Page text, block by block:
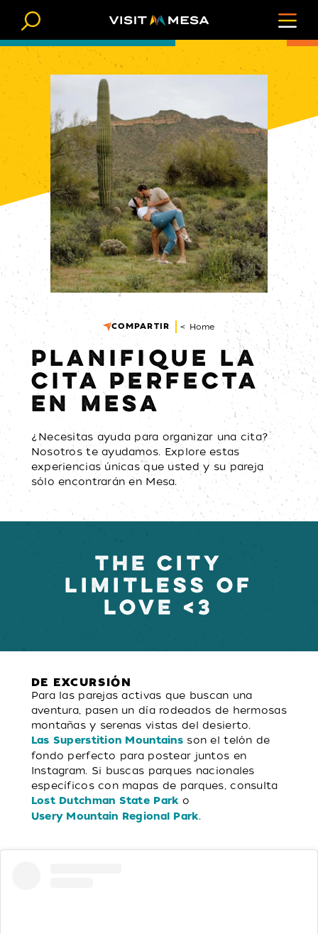
Ir al contenido
COMPARTIR < Home
PLANIFIQUE LA
CITA PERFECTA
EN MESA
¿Necesitas ayuda para organizar una cita?
Nosotros te ayudamos. Explore estas
experiencias únicas que usted y su pareja
sólo encontrarán en Mesa.
THE CITY
LIMITLESS OF
LOVE <3
DE EXCURSIÓN
Para las parejas activas que buscan una
aventura, pasen un día rodeados de hermosas
montañas y serenas vistas del desierto.
Las Superstition Mountains son el telón de
fondo perfecto para postear juntos en
Instagram. Si buscas parques nacionales
específicos con mapas de parques, consulta
Lost Dutchman State Park o
Usery Mountain Regional Park.